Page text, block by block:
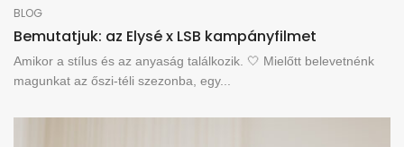
BLOG
Bemutatjuk: az Elysé x LSB kampányfilmet
Amikor a stílus és az anyaság találkozik. 🤍 Mielőtt belevetnénk
magunkat az őszi-téli szezonba, egy...